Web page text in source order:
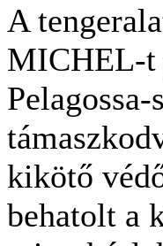
A
MICHEL-t
kikötő
behatolt a